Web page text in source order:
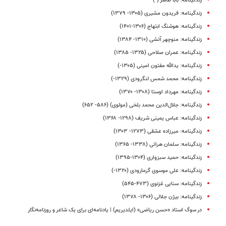
زندگینامه: فریدون مشیری (۱۳۰۵- ۱۳۷۹)
زندگینامه: هوشنگ ابتهاج (۱۳۰۶-۱۴۰۱)
زندگینامه: منوچهر آتشی (۱۳۱۰- ۱۳۸۴)
زندگینامه: عمران صلاحی (۱۳۲۵- ۱۳۸۵)
زندگینامه: یدالله مفتون امینی (۱۳۰۵-)
زندگینامه: محمد شمس ‌لنگرودی (۱۳۲۹-)
زندگینامه: مهرداد اوستا (۱۳۰۸- ۱۳۷۰)
زندگینامه: جلال‌الدین محمد بلخی (مولوی) (۵۸۶- ۶۵۲)
زندگینامه: عباس یمینی شریف (۱۲۹۸- ۱۳۶۸)
زندگینامه: میرزاده عشقی (۱۲۷۳- ۱۳۰۳)
زندگینامه: سلمان هراتی (۱۳۳۸- ۱۳۶۵)
زندگینامه: حمید سبزواری (۱۳۰۴-۱۳۹۵)
زندگینامه: على موسوى گرمارودى (۱۳۲۰-)
زندگینامه: سنایی غزنوی (۴۷۳-۵۴۵)
زندگینامه: بیژن جلالی (۱۳۰۶- ۱۳۷۸)
در سوگ استاد «حسن ریاضی» (ایلدیریم) | یادنامه‌ای برای یک شاعر و روزنامه‌نگار